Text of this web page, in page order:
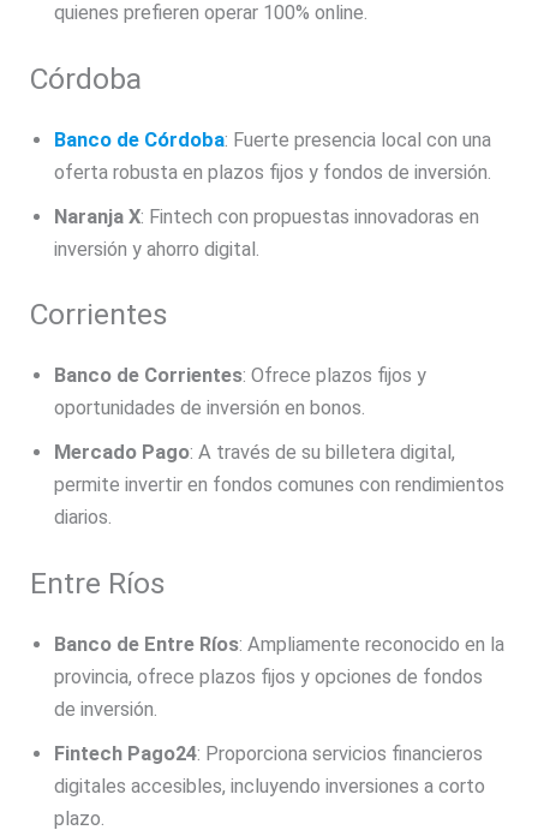
quienes prefieren operar 100% online.
Córdoba
Banco de Córdoba: Fuerte presencia local con una
oferta robusta en plazos fijos y fondos de inversión.
Naranja X: Fintech con propuestas innovadoras en
inversión y ahorro digital.
Corrientes
Banco de Corrientes: Ofrece plazos fijos y
oportunidades de inversión en bonos.
Mercado Pago: A través de su billetera digital,
permite invertir en fondos comunes con rendimientos
diarios.
Entre Ríos
Banco de Entre Ríos: Ampliamente reconocido en la
provincia, ofrece plazos fijos y opciones de fondos
de inversión.
Fintech Pago24: Proporciona servicios financieros
digitales accesibles, incluyendo inversiones a corto
plazo.